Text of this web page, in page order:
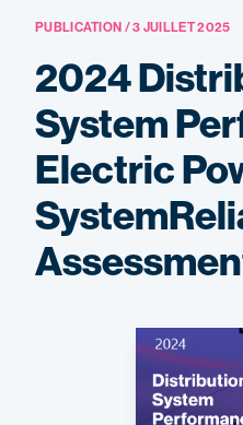
PUBLICATION / 3 JUILLET 2025
2024
System
Electric